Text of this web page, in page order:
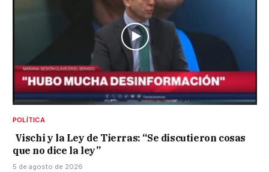
POLÍTICA
Vischi y la Ley de Tierras: “Se discutieron cosas
que no dice la ley”
5 de agosto de 2026